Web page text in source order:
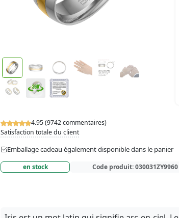
4.95 (9742 commentaires)
Satisfaction totale du client
Emballage cadeau également disponible dans le panier
en stock Code produit:030031ZY9960